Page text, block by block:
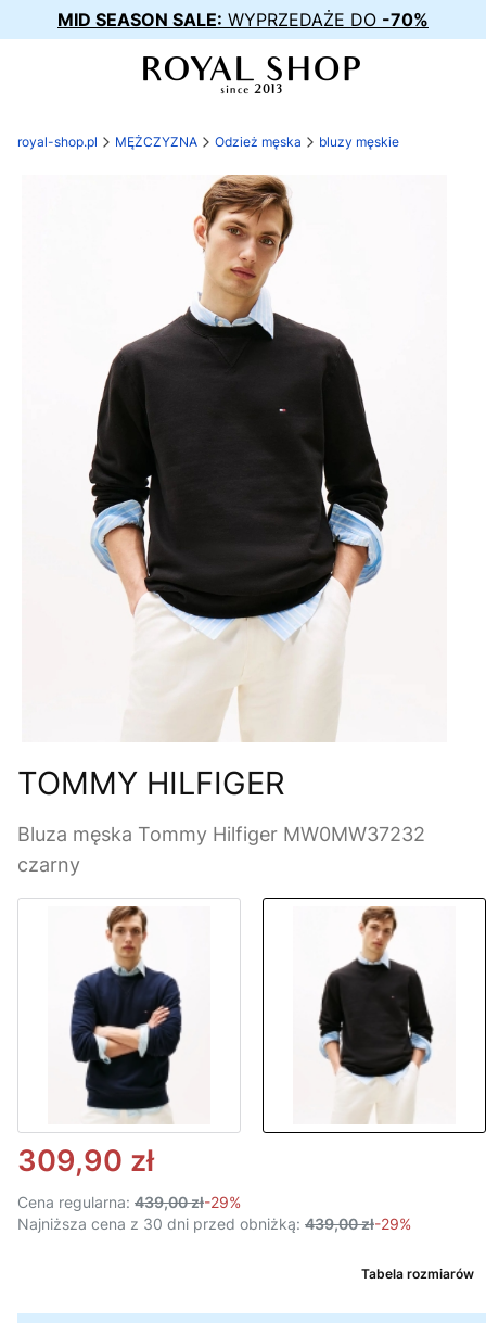
MID SEASON SALE: WYPRZEDAŻE DO -70%
royal-shop.pl MĘŻCZYZNA Odzież męska bluzy męskie
TOMMY HILFIGER
Bluza męska Tommy Hilfiger MW0MW37232
czarny
309,90 zł
Cena regularna: 439,00 zł-29%
Najniższa cena z 30 dni przed obniżką: 439,00 zł-29%
Tabela rozmiarów